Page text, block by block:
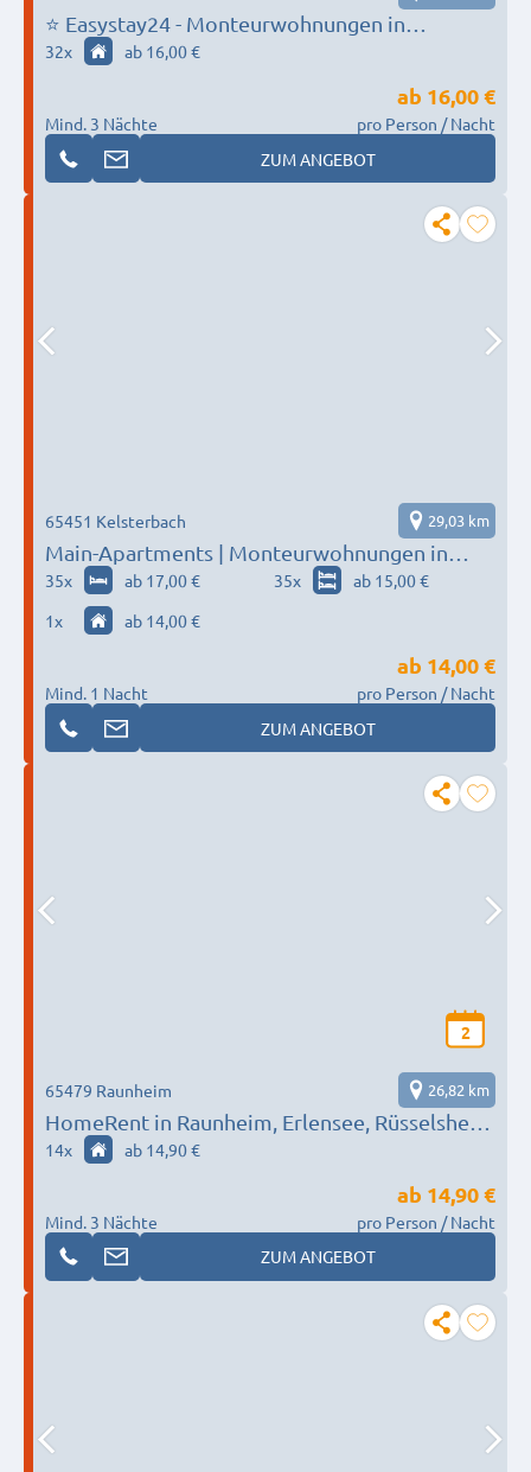
⭐ Easystay24 - Monteurwohnungen in
Flörsheim und Umgebung
32x ab 16,00 €
Mind. 3 Nächte
ab 16,00 €
pro Person / Nacht
ZUM ANGEBOT
Main-Apartments | Monteurwohnungen in
Kelsterbach / Flughafen
65451 Kelsterbach 29,03 km
35x ab 17,00 € 35x
ab 15,00 €
1x ab 14,00 €
Mind. 1 Nacht
ab 14,00 €
pro Person / Nacht
ZUM ANGEBOT
2
HomeRent in Raunheim, Erlensee, Rüsselsheim
und Umgebung HR-55124-raunheim
65479 Raunheim 26,82 km
14x ab 14,90 €
Mind. 3 Nächte
ab 14,90 €
pro Person / Nacht
ZUM ANGEBOT